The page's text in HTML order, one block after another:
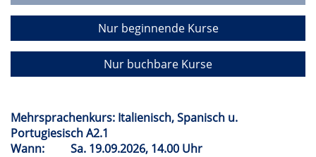
Nur beginnende Kurse
Nur buchbare Kurse
Mehrsprachenkurs: Italienisch, Spanisch u.
Portugiesisch A2.1
Wann:
Sa. 19.09.2026, 14.00 Uhr